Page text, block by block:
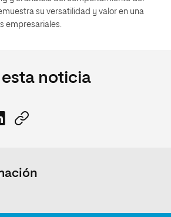
su versatilidad y valor en una
empresariales.
noticia